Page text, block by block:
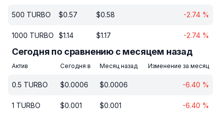
500 TURBO $0.57 $0.58 -2.74 %
1000 TURBO $1.14 $1.17 -2.74 %
Сегодня по сравнению с месяцем назад
Актив Сегодня в Месяц назад Изменение за месяц
0.5 TURBO $0.0006 $0.0006 -6.40 %
1 TURBO $0.001 $0.001 -6.40 %